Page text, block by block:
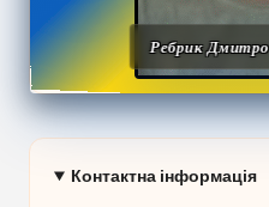
Ребрик
Контактна інформація